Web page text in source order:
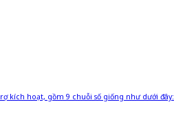
kích hoạt, gồm 9 chuỗi số giống như dưới đây: